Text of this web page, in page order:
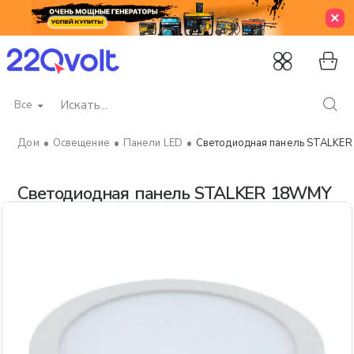
Все
Искать...
Светодиодная панель STALKER 18WMY
Освещение Панели LED Светодиодная панель